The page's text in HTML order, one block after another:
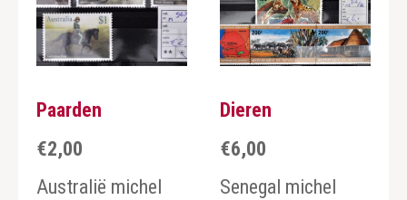
Paarden
€2,00
Australië michel
Dieren
€6,00
Senegal michel